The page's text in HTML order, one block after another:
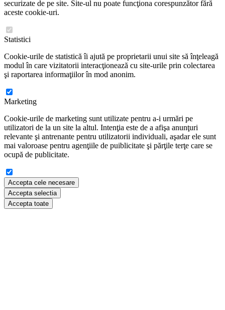
securizate de pe site. Site-ul nu poate funcţiona corespunzător fără
aceste cookie-uri.
Statistici
Cookie-urile de statistică îi ajută pe proprietarii unui site să înţeleagă
modul în care vizitatorii interacţionează cu site-urile prin colectarea
şi raportarea informaţiilor în mod anonim.
Marketing
Cookie-urile de marketing sunt utilizate pentru a-i urmări pe
utilizatori de la un site la altul. Intenţia este de a afişa anunţuri
relevante şi antrenante pentru utilizatorii individuali, aşadar ele sunt
mai valoroase pentru agenţiile de puiblicitate şi părţile terţe care se
ocupă de publicitate.
Accepta cele necesare
Accepta selectia
Accepta toate